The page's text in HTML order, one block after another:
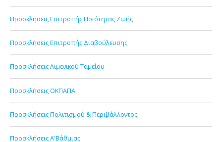
Προσκλήσεις Επιτροπής Ποιότητας Ζωής
Προσκλήσεις Επιτροπής Διαβούλευσης
Προσκλήσεις Λιμενικού Ταμείου
Προσκλήσεις ΟΚΠΑΠΑ
Προσκλήσεις Πολιτισμού & Περιβάλλοντος
Προσκλήσεις Α'Βάθμιας